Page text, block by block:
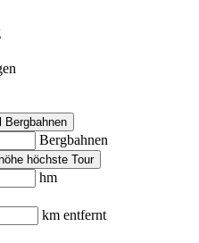
Bergbahnen
Bergbahnen
höchste Tour
hm
km entfernt